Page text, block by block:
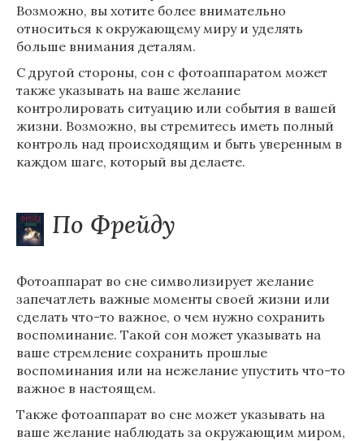
Возможно, вы хотите более внимательно
относиться к окружающему миру и уделять
больше внимания деталям.
С другой стороны, сон с фотоаппаратом может
также указывать на ваше желание
контролировать ситуацию или события в вашей
жизни. Возможно, вы стремитесь иметь полный
контроль над происходящим и быть уверенным в
каждом шаге, который вы делаете.
По Фрейду
Фотоаппарат во сне символизирует желание
запечатлеть важные моменты своей жизни или
сделать что-то важное, о чем нужно сохранить
воспоминание. Такой сон может указывать на
ваше стремление сохранить прошлые
воспоминания или на нежелание упустить что-то
важное в настоящем.
Также фотоаппарат во сне может указывать на
ваше желание наблюдать за окружающим миром,